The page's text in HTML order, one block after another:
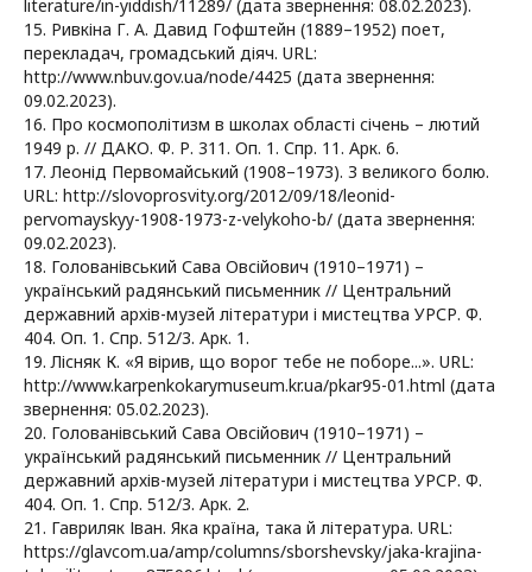
literature/in-yiddish/11289/ (дата звернення: 08.02.2023).
15. Ривкіна Г. А. Давид Гофштейн (1889–1952) поет,
перекладач, громадський діяч. URL:
http://www.nbuv.gov.ua/node/4425 (дата звернення:
09.02.2023).
16. Про космополітизм в школах області січень – лютий
1949 р. // ДАКО. Ф. Р. 311. Оп. 1. Спр. 11. Арк. 6.
17. Леонід Первомайський (1908–1973). З великого болю.
URL: http://slovoprosvity.org/2012/09/18/leonid-
pervomayskyy-1908-1973-z-velykoho-b/ (дата звернення:
09.02.2023).
18. Голованівський Сава Овсійович (1910–1971) –
український радянський письменник // Центральний
державний архів-музей літератури і мистецтва УРСР. Ф.
404. Оп. 1. Спр. 512/3. Арк. 1.
19. Лісняк К. «Я вірив, що ворог тебе не поборе...». URL:
http://www.karpenkokarymuseum.kr.ua/pkar95-01.html (дата
звернення: 05.02.2023).
20. Голованівський Сава Овсійович (1910–1971) –
український радянський письменник // Центральний
державний архів-музей літератури і мистецтва УРСР. Ф.
404. Оп. 1. Спр. 512/3. Арк. 2.
21. Гавриляк Іван. Яка країна, така й література. URL:
https://glavcom.ua/amp/columns/sborshevsky/jaka-krajina-